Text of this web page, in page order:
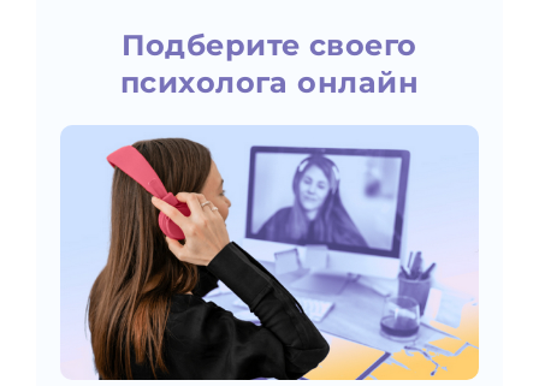
Подберите своего
психолога онлайн